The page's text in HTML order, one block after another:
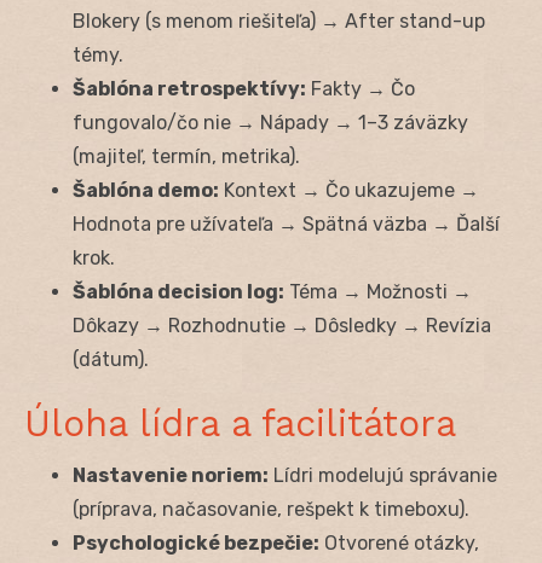
Blokery (s menom riešiteľa) → After stand-up
témy.
Šablóna retrospektívy: Fakty → Čo
fungovalo/čo nie → Nápady → 1–3 záväzky
(majiteľ, termín, metrika).
Šablóna demo: Kontext → Čo ukazujeme →
Hodnota pre užívateľa → Spätná väzba → Ďalší
krok.
Šablóna decision log: Téma → Možnosti →
Dôkazy → Rozhodnutie → Dôsledky → Revízia
(dátum).
Úloha lídra a facilitátora
Nastavenie noriem: Lídri modelujú správanie
(príprava, načasovanie, rešpekt k timeboxu).
Psychologické bezpečie: Otvorené otázky,